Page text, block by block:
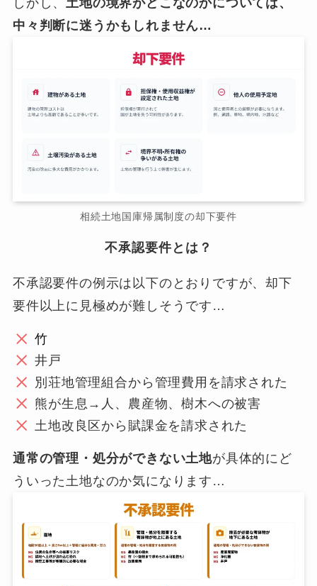
しかし、土地の境界がどこなのかについては、
中々判断に迷うかもしれません…
相続土地国庫帰属制度の却下要件
不承認要件とは？
不承認要件の例示は以下のとおりですが、却下
要件以上に見極めが難しそうです…
竹
井戸
別荘地管理組合から管理費用を請求された
熊が生息→人、農産物、樹木への被害
土地改良区から賦課金を請求された
通常の管理・処分ができない土地が具体的にど
ういった土地なのか気になります…